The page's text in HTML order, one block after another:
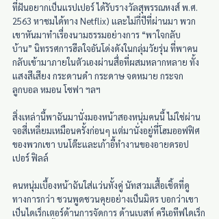
ที่ฝันอยากเป็นแรปเปอร์ ได้รับรางวัลสุพรรณหงส์ พ.ศ.
2563 หาชมได้ทาง Netflix) และไม่กี่ปีที่ผ่านมา พวก
เขาหันมาทำเรื่องนามธรรมอย่างการ “พาใจกลับ
บ้าน” นิทรรศการฮีลใจอันโด่งดังในกลุ่มวัยรุ่น ที่พาคน
กลับเข้ามาภายในตัวเองผ่านสื่อที่ผสมหลากหลาย ทั้ง
แสงสีเสียง กระดานดำ กระดาษ จดหมาย กระจก
ลูกบอล หมอน โซฟา ฯลฯ
สิ่งเหล่านี้พาฉันมานั่งมองหน้าสองหนุ่มคนนี้ ไม่ใช่ผ่าน
จอสี่เหลี่ยมเหมือนครั้งก่อนๆ แต่มานั่งอยู่ที่โฮมออฟฟิศ
ของพวกเขา บนโต๊ะและเก้าอี้ทำงานของอายดรอป
เปอร์ ฟิลล์
คนหนุ่มเบื้องหน้าฉันใส่แว่นทั้งคู่ นัทสวมเสื้อเชิ้ตที่ดู
ทางการกว่า ชวนพูดชวนคุยอย่างเป็นมิตร บอกว่าเขา
เป็นไดเร็กเตอร์ด้านการจัดการ ด้านเบสท์ ครีเอทีฟไดเร็ก